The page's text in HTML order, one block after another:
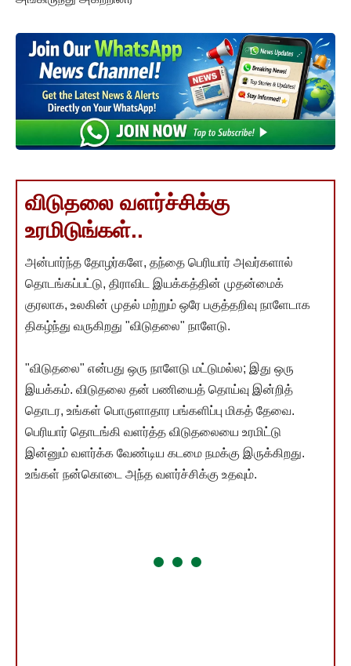
விடுதலை வளர்ச்சிக்கு
உரமிடுங்கள்..
அன்பார்ந்த தோழர்களே, தந்தை பெரியார் அவர்களால்
தொடங்கப்பட்டு, திராவிட இயக்கத்தின் முதன்மைக்
குரலாக, உலகின் முதல் மற்றும் ஒரே பகுத்தறிவு நாளேடாக
திகழ்ந்து வருகிறது "விடுதலை" நாளேடு.
"விடுதலை" என்பது ஒரு நாளேடு மட்டுமல்ல; இது ஒரு
இயக்கம். விடுதலை தன் பணியைத் தொய்வு இன்றித்
தொடர, உங்கள் பொருளாதார பங்களிப்பு மிகத் தேவை.
பெரியார் தொடங்கி வளர்த்த விடுதலையை உரமிட்டு
இன்னும் வளர்க்க வேண்டிய கடமை நமக்கு இருக்கிறது.
உங்கள் நன்கொடை அந்த வளர்ச்சிக்கு உதவும்.